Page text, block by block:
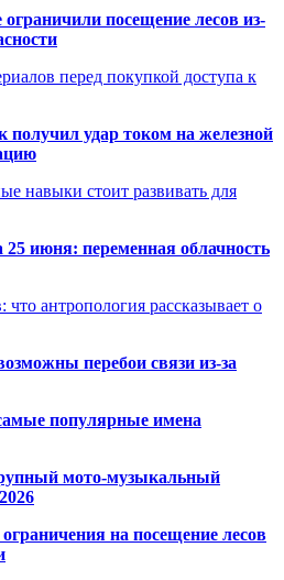
посещение лесов из-
перед покупкой доступа к
получил удар током на железной
навыки стоит развивать для
июня: переменная облачность
антропология рассказывает о
перебои связи из-за
популярные имена
мото-музыкальный
на посещение лесов